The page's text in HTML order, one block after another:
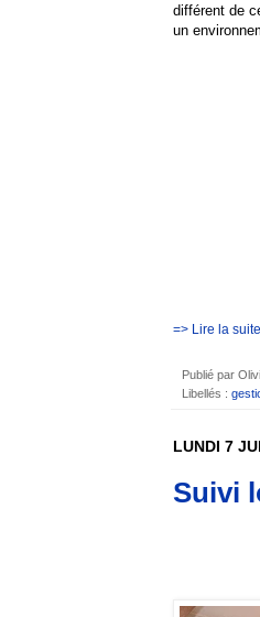
différent de
un
=> Lire la
Publié par
Libellés :
LUNDI 7
Suivi